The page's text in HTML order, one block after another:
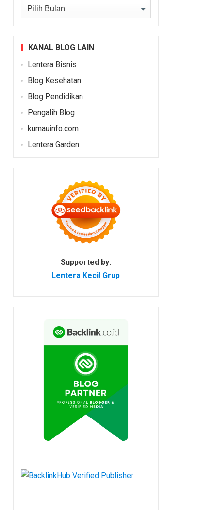
Arsip
KANAL BLOG LAIN
Lentera Bisnis
Blog Kesehatan
Blog Pendidikan
Pengalih Blog
kumauinfo.com
Lentera Garden
Supported by:
Lentera Kecil Grup